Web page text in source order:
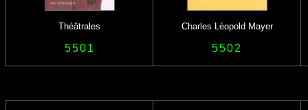
Théâtrales Charles Léopold Mayer
5501 5502